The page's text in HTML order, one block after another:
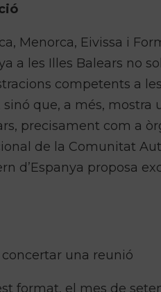
Menorca, Eivissa i
a les Illes Balears no
competents a
que, a més, mostra
precisament com a
de la Comunitat
d’Espanya proposa
una reunió
format, el mes de